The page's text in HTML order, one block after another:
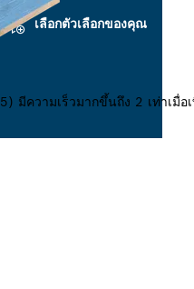
มีความเร็วมากขึ้นถึง 2 เท่าเมื่อ
เลือกตัวเลือกของคุณ